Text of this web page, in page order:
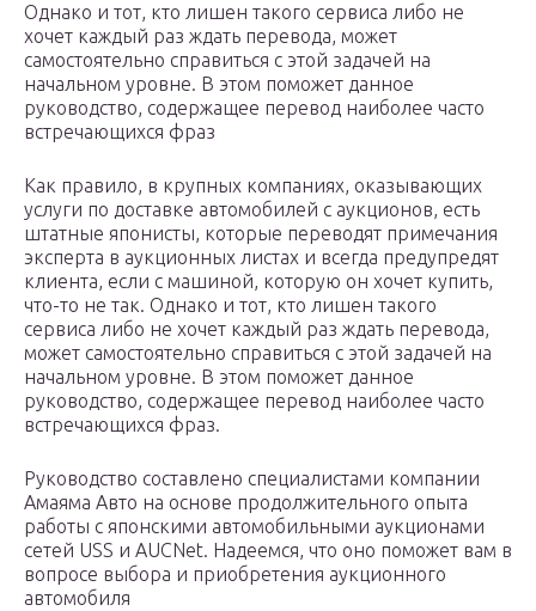
Однако и тот, кто лишен такого сервиса либо не
хочет каждый раз ждать перевода, может
самостоятельно справиться с этой задачей на
начальном уровне. В этом поможет данное
руководство, содержащее перевод наиболее часто
встречающихся фраз
Как правило, в крупных компаниях, оказывающих
услуги по доставке автомобилей с аукционов, есть
штатные японисты, которые переводят примечания
эксперта в аукционных листах и всегда предупредят
клиента, если с машиной, которую он хочет купить,
что-то не так. Однако и тот, кто лишен такого
сервиса либо не хочет каждый раз ждать перевода,
может самостоятельно справиться с этой задачей на
начальном уровне. В этом поможет данное
руководство, содержащее перевод наиболее часто
встречающихся фраз.
Руководство составлено специалистами компании
Амаяма Авто на основе продолжительного опыта
работы с японскими автомобильными аукционами
сетей USS и AUCNet. Надеемся, что оно поможет вам в
вопросе выбора и приобретения аукционного
автомобиля